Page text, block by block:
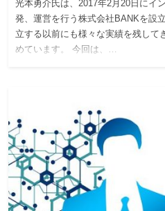
光本勇介氏は、2017年2月20日にイ
発、運営を行う株式会社BANKを設
立する以前にも様々な実績を残して
めています。 今回は、…